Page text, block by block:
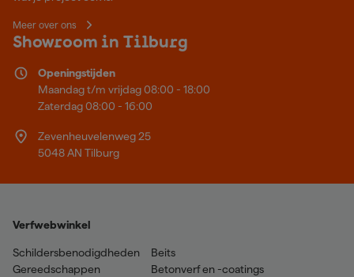
Meer over ons
Showroom in Tilburg
Openingstijden
Maandag t/m vrijdag 08:00 - 18:00
Zaterdag 08:00 - 16:00
Zevenheuvelenweg 25
5048 AN Tilburg
Verfwebwinkel
Schildersbenodigdheden
Gereedschappen
Beits
Betonverf en -coatings